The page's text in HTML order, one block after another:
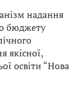
надання
бюджету
якісної,
освіти “Нова